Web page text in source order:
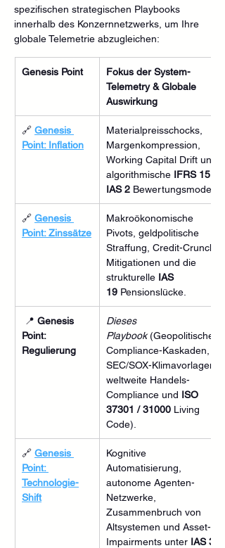
spezifischen strategischen Playbooks
innerhalb des Konzernnetzwerks, um Ihre
globale Telemetrie abzugleichen:
Genesis Point
Fokus der System-
Telemetry & Globale
Auswirkung
🔗 Genesis
Point: Inflation
Materialpreisschocks,
Margenkompression,
Working Capital Drift und
algorithmische IFRS 15 /
IAS 2 Bewertungsmodelle.
🔗 Genesis
Point: Zinssätze
Makroökonomische
Pivots, geldpolitische
Straffung, Credit-Crunch-
Mitigationen und die
strukturelle IAS
19 Pensionslücke.
📍 Genesis
Point:
Regulierung
Dieses
Playbook (Geopolitische
Compliance-Kaskaden,
SEC/SOX-Klimavorlagen,
weltweite Handels-
Compliance und ISO
37301 / 31000 Living
Code).
🔗 Genesis
Point:
Technologie-
Shift
Kognitive
Automatisierung,
autonome Agenten-
Netzwerke,
Zusammenbruch von
Altsystemen und Asset-
Impairments unter IAS 36